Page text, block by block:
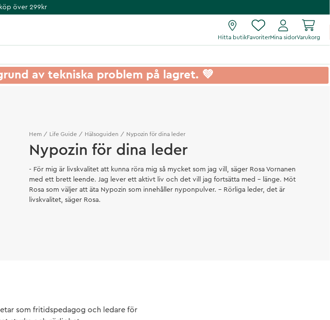
över 299kr
Hitta butikFavoriterMina sidorVarukorg
av tekniska problem på lagret. 💚
Hem Life Guide Hälsoguiden Nypozin för dina leder
Nypozin för dina leder
- För mig är livskvalitet att kunna röra mig så mycket som jag vill, säger Rosa Vornanen
med ett brett leende. Jag lever ett aktivt liv och det vill jag fortsätta med – länge. Möt
Rosa som väljer att äta Nypozin som innehåller nyponpulver. - Rörliga leder, det är
livskvalitet, säger Rosa.
som fritidspedagog och ledare för